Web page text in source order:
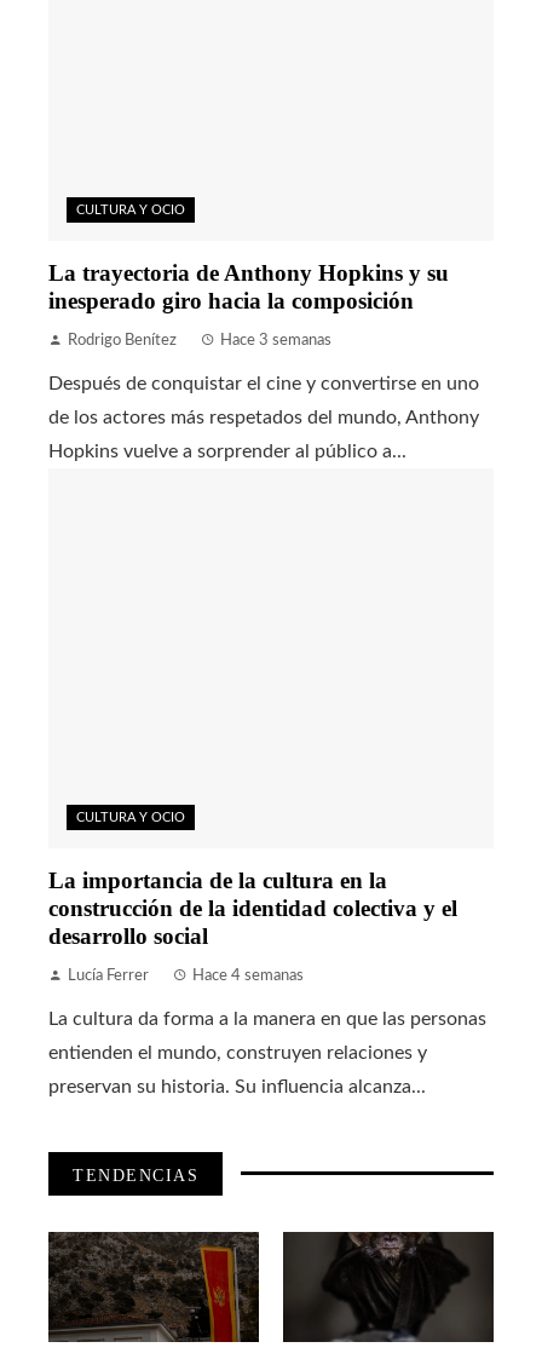
CULTURA Y OCIO
La trayectoria de Anthony Hopkins y su
inesperado giro hacia la composición
Rodrigo Benítez Hace 3 semanas
Después de conquistar el cine y convertirse en uno
de los actores más respetados del mundo, Anthony
Hopkins vuelve a sorprender al público a...
CULTURA Y OCIO
La importancia de la cultura en la
construcción de la identidad colectiva y el
desarrollo social
Lucía Ferrer Hace 4 semanas
La cultura da forma a la manera en que las personas
entienden el mundo, construyen relaciones y
preservan su historia. Su influencia alcanza...
TENDENCIAS